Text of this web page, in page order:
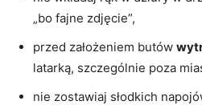
„bo fajne zdjęcie”,
przed założeniem butów
latarką, szczególnie poza
nie zostawiaj słodkich